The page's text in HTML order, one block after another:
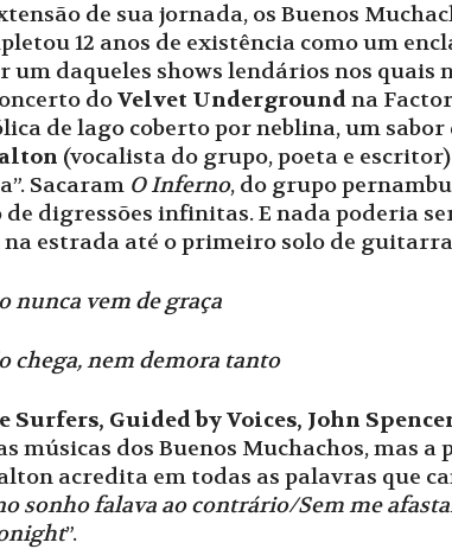
de sua jornada, os Buenos
12 anos de existência como um
um daqueles shows lendários nos quais
doVelvet Undergroundna
de lago coberto por neblina, um
(vocalista do grupo, poeta e
Sacaram O Inferno, do grupo
de digressões infinitas. E nada poderia
estrada até o primeiro solo de
nunca vem de graça
chega, nem demora tanto
Surfers, Guided by Voices, John
músicas dos Buenos Muchachos, mas
acredita em todas as palavras que
sonho falava ao contrário/Sem me
”.